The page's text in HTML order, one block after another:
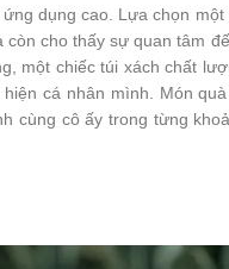
dụng cao. Lựa chọn một
cho thấy sự quan tâm
một chiếc túi xách chất
cá nhân mình. Món
cùng cô ấy trong từng